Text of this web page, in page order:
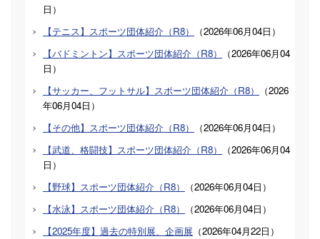
日 ）
【テニス】スポーツ団体紹介（R8）
（2026年06月04日 ）
【バドミントン】スポーツ団体紹介（R8）
（2026年06月04
日 ）
【サッカー、フットサル】スポーツ団体紹介（R8）
（2026
年06月04日 ）
【その他】スポーツ団体紹介（R8）
（2026年06月04日 ）
【武道、格闘技】スポーツ団体紹介（R8）
（2026年06月04
日 ）
【野球】スポーツ団体紹介（R8）
（2026年06月04日 ）
【水泳】スポーツ団体紹介（R8）
（2026年06月04日 ）
【2025年度】過去の特別展、企画展 （2026年04月22日 ）